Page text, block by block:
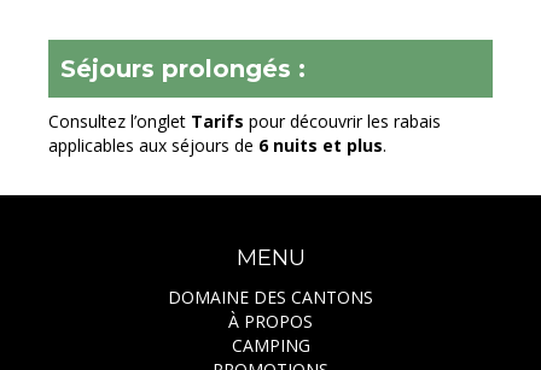
Séjours prolongés :
Consultez l’onglet Tarifs pour découvrir les rabais
applicables aux séjours de 6 nuits et plus.
MENU
DOMAINE DES CANTONS
À PROPOS
CAMPING